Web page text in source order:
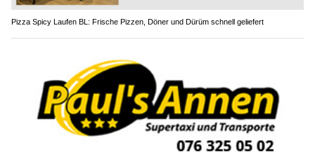
Pizza Spicy Laufen BL: Frische Pizzen, Döner und Dürüm schnell geliefert